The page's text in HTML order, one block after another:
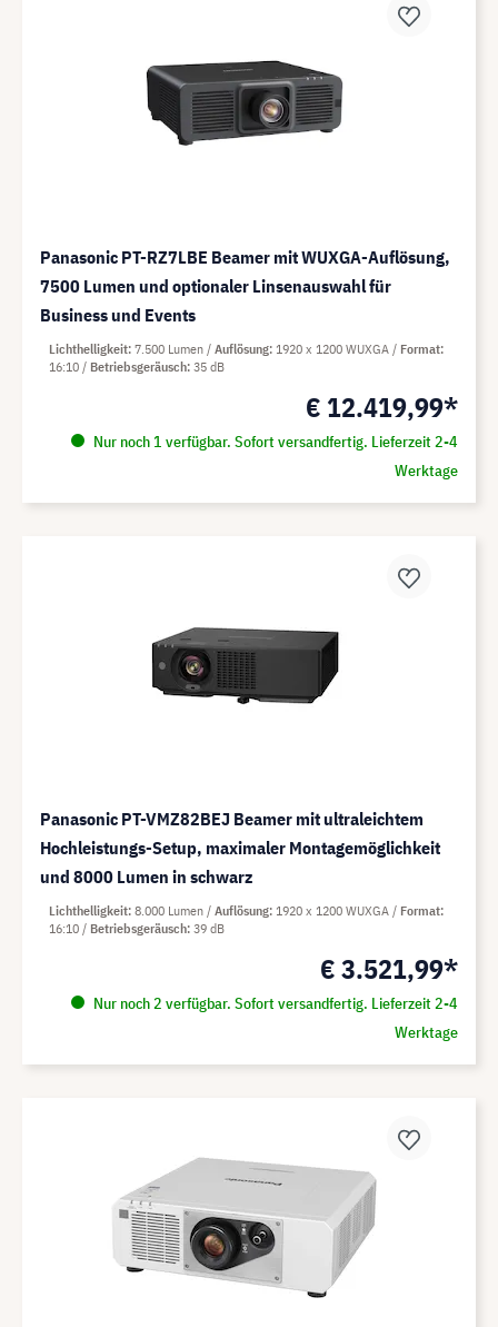
Panasonic PT-RZ7LBE Beamer mit WUXGA-Auflösung,
7500 Lumen und optionaler Linsenauswahl für
Business und Events
€ 12.419,99*
Nur noch 1 verfügbar. Sofort versandfertig. Lieferzeit 2-4
Werktage
Lichthelligkeit 7.500 Lumen Auflösung 1920 x 1200 WUXGA
Format
16:10
Betriebsgeräusch 35 dB
Panasonic PT-VMZ82BEJ Beamer mit ultraleichtem
Hochleistungs-Setup, maximaler Montagemöglichkeit
und 8000 Lumen in schwarz
€ 3.521,99*
Nur noch 2 verfügbar. Sofort versandfertig. Lieferzeit 2-4
Werktage
Lichthelligkeit 8.000 Lumen Auflösung 1920 x 1200 WUXGA
Format
16:10
Betriebsgeräusch 39 dB